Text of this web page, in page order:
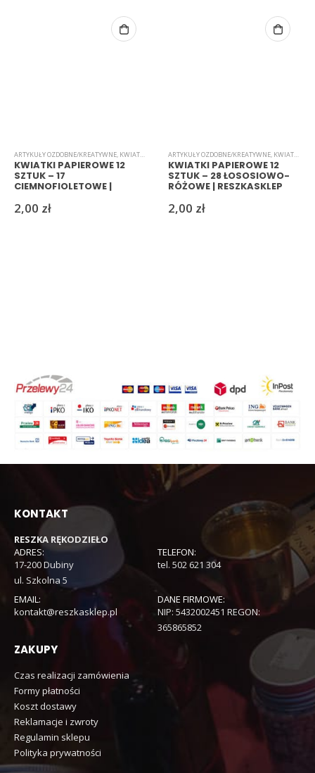
ARTYKUŁY OZDOBNE/KREATYWNE, KWIATKI PAPIEROWE
KWIATKI PAPIEROWE 12
SZTUK – 17
CIEMNOFIOLETOWE |
2,00 zł
ARTYKUŁY OZDOBNE/KREATYWNE, KWIATKI
KWIATKI PAPIEROWE 12
SZTUK – 28 ŁOSOSIOWO-
RÓŻOWE | RESZKASKLEP
2,00 zł
KONTAKT
RESZKA RĘKODZIEŁO
ADRES:
17-200 Dubiny
ul. Szkolna 5
TELEFON:
tel. 502 621 304
EMAIL:
kontakt@reszkasklep.pl
DANE FIRMOWE:
NIP: 5432002451 REGON:
365865852
ZAKUPY
Czas realizacji zamówienia
Formy płatności
Koszt dostawy
Reklamacje i zwroty
Regulamin sklepu
Polityka prywatności